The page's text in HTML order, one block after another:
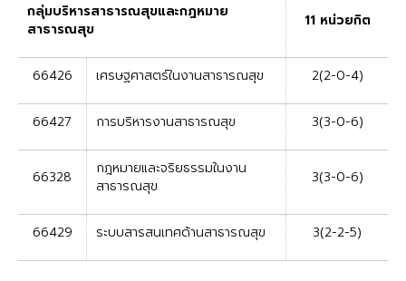
กลุ่มบริหารสาธารณสุขและกฎหมาย
สาธารณสุข
11 หน่วยกิต
66426 เศรษฐศาสตร์ในงานสาธารณสุข 2(2-0-4)
66427 การบริหารงานสาธารณสุข 3(3-0-6)
66328
กฎหมายและจริยธรรมในงาน
สาธารณสุข
3(3-0-6)
66429 ระบบสารสนเทศด้านสาธารณสุข 3(2-2-5)